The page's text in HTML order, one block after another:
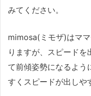
みてください。
mimosa(ミモザ)はマ
りますが、スピード
て前傾姿勢になるよう
すくスピードが出しや